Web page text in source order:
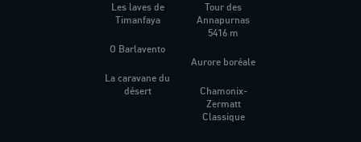
Les laves de
Timanfaya
O Barlavento
La caravane du
désert
Tour des
Annapurnas
5416 m
Aurore boréale
Chamonix-
Zermatt
Classique